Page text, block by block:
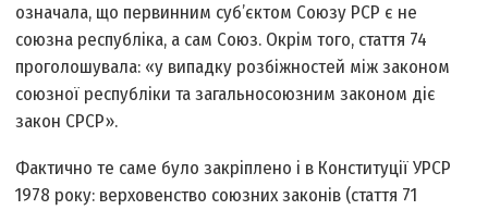
означала, що первинним суб’єктом Союзу РСР є не
союзна республіка, а сам Союз. Окрім того, стаття 74
проголошувала: «у випадку розбіжностей між законом
союзної республіки та загальносоюзним законом діє
закон СРСР».
Фактично те саме було закріплено і в Конституції УРСР
1978 року: верховенство союзних законів (стаття 71